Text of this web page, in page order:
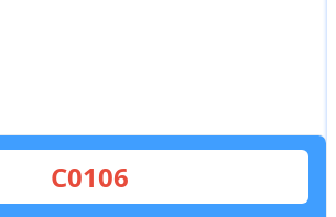
C0106